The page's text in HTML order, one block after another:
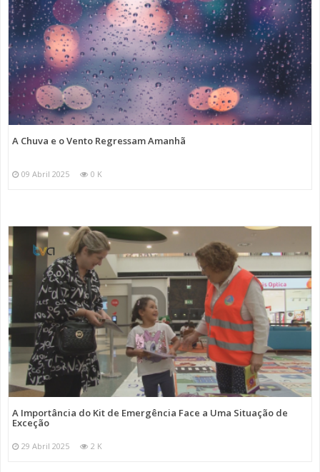
A Chuva e o Vento Regressam Amanhã
09 Abril 2025 0 K
A Importância do Kit de Emergência Face a Uma Situação de
Exceção
29 Abril 2025 2 K